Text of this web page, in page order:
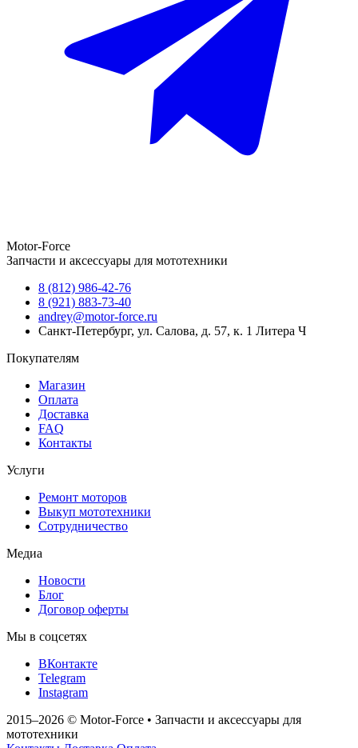
Motor-Force
Запчасти и аксессуары для мототехники
8 (812) 986-42-76
8 (921) 883-73-40
andrey@motor-force.ru
Санкт-Петербург, ул. Салова, д. 57, к. 1 Литера Ч
Покупателям
Магазин
Оплата
Доставка
FAQ
Контакты
Услуги
Ремонт моторов
Выкуп мототехники
Сотрудничество
Медиа
Новости
Блог
Договор оферты
Мы в соцсетях
ВКонтакте
Telegram
Instagram
2015–2026 © Motor‑Force • Запчасти и аксессуары для
мототехники